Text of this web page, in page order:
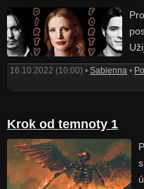
16.10.2022 (10:00) •Sabienna •
Krok od temnoty 1